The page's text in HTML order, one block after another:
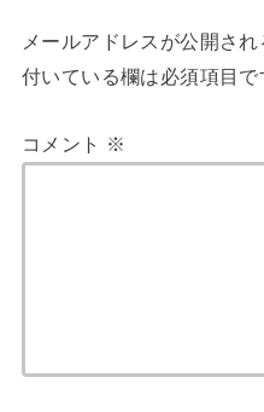
メールアドレスが公開され
付いている欄は必須項目で
コメント ※